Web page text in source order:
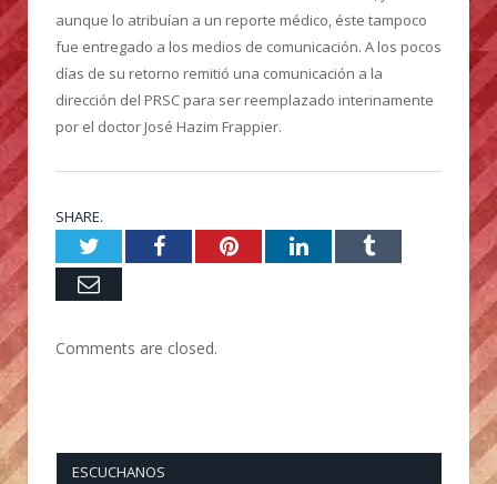
aunque lo atribuían a un reporte médico, éste tampoco
fue entregado a los medios de comunicación. A los pocos
días de su retorno remitió una comunicación a la
dirección del PRSC para ser reemplazado interinamente
por el doctor José Hazim Frappier.
SHARE.
TwitterFacebookPinterestLinkedInTumblr
Email
Comments are closed.
ESCUCHANOS